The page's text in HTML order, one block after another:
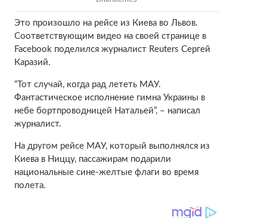
Это произошло на рейсе из Киева во Львов.
Соответствующим видео на своей странице в
Facebook поделился журналист Reuters Сергей
Каразий.
“Тот случай, когда рад лететь МАУ.
Фантастическое исполнение гимна Украины в
небе бортпроводницей Натальей”, – написал
журналист.
На другом рейсе МАУ, который выполнялся из
Киева в Ниццу, пассажирам подарили
национальные сине-желтые флаги во время
полета.